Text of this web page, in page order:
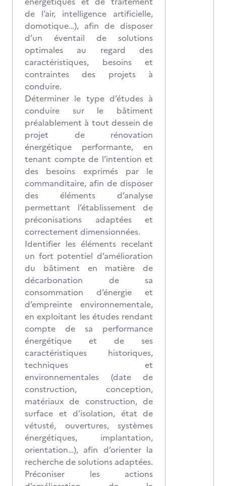
de l’air, intelligence artificielle,
domotique…), afin de disposer
d’un éventail de solutions
optimales au regard des
caractéristiques, besoins et
contraintes des projets à
conduire.
Déterminer le type d’études à
conduire sur le bâtiment
préalablement à tout dessein de
projet de rénovation
énergétique performante, en
tenant compte de l’intention et
des besoins exprimés par le
commanditaire, afin de disposer
des éléments d’analyse
permettant l’établissement de
préconisations adaptées et
correctement dimensionnées.
Identifier les éléments recelant
un fort potentiel d’amélioration
du bâtiment en matière de
décarbonation de sa
consommation d’énergie et
d’empreinte environnementale,
en exploitant les études rendant
compte de sa performance
énergétique et de ses
caractéristiques historiques,
techniques et
environnementales (date de
construction, conception,
matériaux de construction, de
surface et d’isolation, état de
vétusté, ouvertures, systèmes
énergétiques, implantation,
orientation…), afin d’orienter la
recherche de solutions adaptées.
Préconiser les actions